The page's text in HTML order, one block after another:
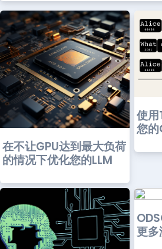
在不让GPU达到最大负荷
的情况下优化您的LLM
使
您
更